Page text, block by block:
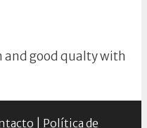
and good qualty with
Política de